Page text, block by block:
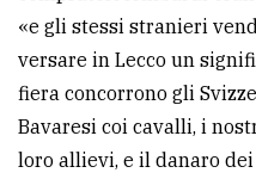
«e gli stessi stranieri
versare in Lecco un
fiera concorrono gli
Bavaresi coi cavalli, i
loro allievi, e il danaro